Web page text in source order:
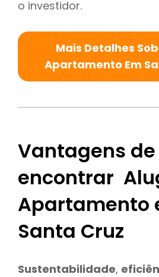
o investidor.
Mais Detalhes
Apartamento Em
Vantagens de
encontrar
Apartamento
Santa Cruz
Sustentabilidade,